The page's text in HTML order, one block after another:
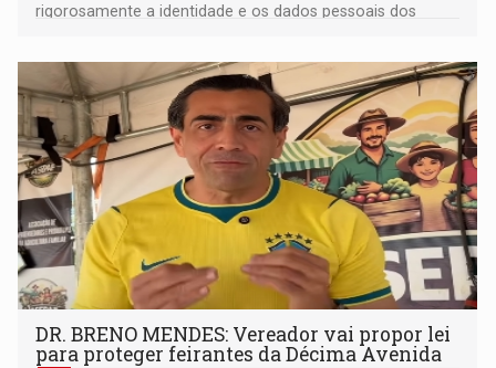
rigorosamente a identidade e os dados pessoais dos
DR. BRENO MENDES: Vereador vai propor lei
para proteger feirantes da Décima Avenida